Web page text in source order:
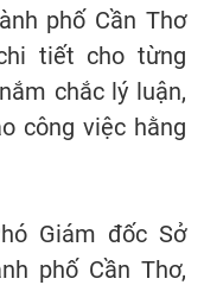
phố Cần Thơ
tiết cho từng
chắc lý luận,
công việc hằng
Giám đốc Sở
phố Cần Thơ,